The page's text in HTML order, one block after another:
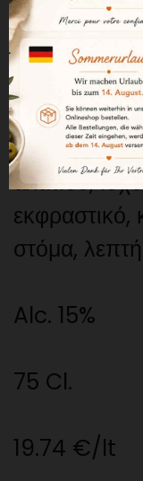
Ένα σέρι
Barrameda.
Λαμπερό
αλατιού,
στόμα,
Alc. 15%
75 Cl.
19.74 €/lt